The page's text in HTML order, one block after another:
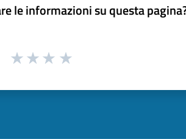
le informazioni su questa